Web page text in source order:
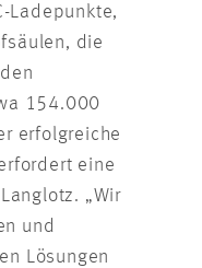
Ladepunkte,
die
154.000
erfolgreiche
eine
„Wir
und
Lösungen